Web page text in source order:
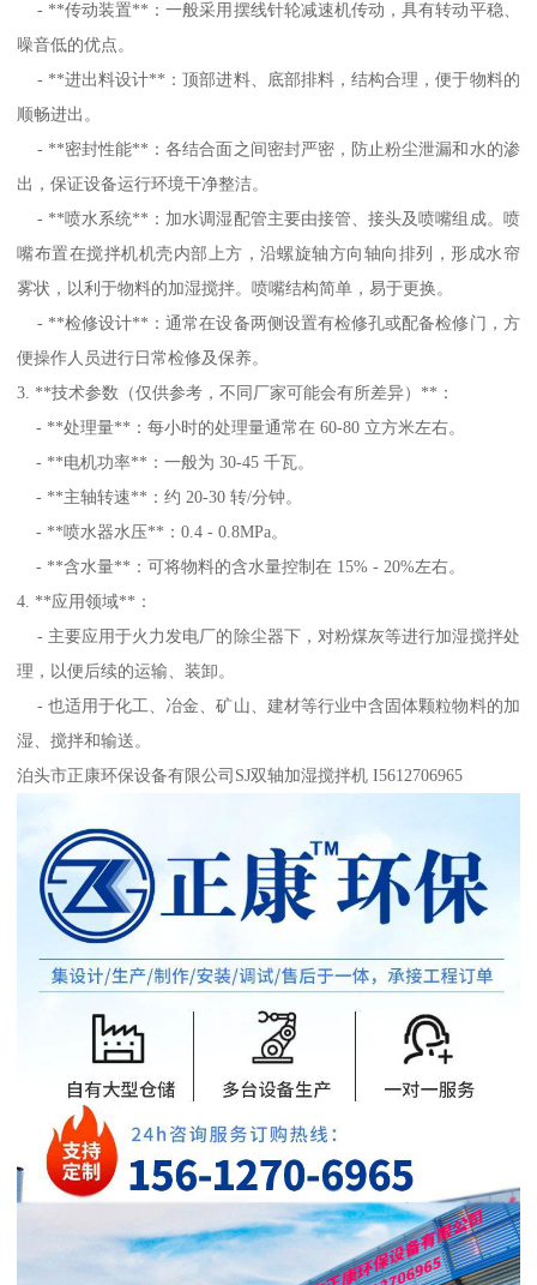
- **传动装置**：一般采用摆线针轮减速机传动，具有转动平稳、
噪音低的优点。
- **进出料设计**：顶部进料、底部排料，结构合理，便于物料的
顺畅进出。
- **密封性能**：各结合面之间密封严密，防止粉尘泄漏和水的渗
出，保证设备运行环境干净整洁。
- **喷水系统**：加水调湿配管主要由接管、接头及喷嘴组成。喷
嘴布置在搅拌机机壳内部上方，沿螺旋轴方向轴向排列，形成水帘
雾状，以利于物料的加湿搅拌。喷嘴结构简单，易于更换。
- **检修设计**：通常在设备两侧设置有检修孔或配备检修门，方
便操作人员进行日常检修及保养。
3. **技术参数（仅供参考，不同厂家可能会有所差异）**：
- **处理量**：每小时的处理量通常在 60-80 立方米左右。
- **电机功率**：一般为 30-45 千瓦。
- **主轴转速**：约 20-30 转/分钟。
- **喷水器水压**：0.4 - 0.8MPa。
- **含水量**：可将物料的含水量控制在 15% - 20%左右。
4. **应用领域**：
- 主要应用于火力发电厂的除尘器下，对粉煤灰等进行加湿搅拌处
理，以便后续的运输、装卸。
- 也适用于化工、冶金、矿山、建材等行业中含固体颗粒物料的加
湿、搅拌和输送。
泊头市正康环保设备有限公司SJ双轴加湿搅拌机 I5612706965